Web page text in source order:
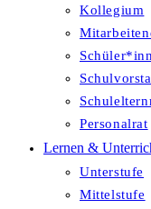
Kollegium
Personalrat
Lernen &
Unterstufe
Mittelstufe